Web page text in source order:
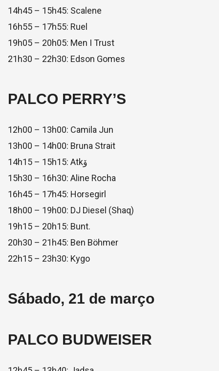
14h45 – 15h45: Scalene
16h55 – 17h55: Ruel
19h05 – 20h05: Men I Trust
21h30 – 22h30: Edson Gomes
PALCO PERRY’S
12h00 – 13h00: Camila Jun
13h00 – 14h00: Bruna Strait
14h15 – 15h15: Atkۆ
15h30 – 16h30: Aline Rocha
16h45 – 17h45: Horsegirl
18h00 – 19h00: DJ Diesel (Shaq)
19h15 – 20h15: Bunt.
20h30 – 21h45: Ben Böhmer
22h15 – 23h30: Kygo
Sábado, 21 de março
PALCO BUDWEISER